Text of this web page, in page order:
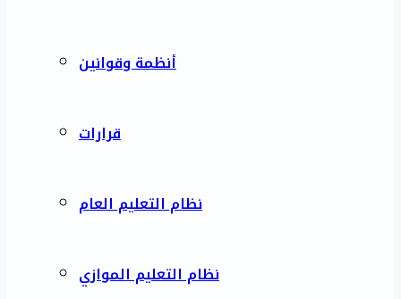
أنظمة وقوانين
قرارات
نظام التعليم العام
نظام التعليم الموازي